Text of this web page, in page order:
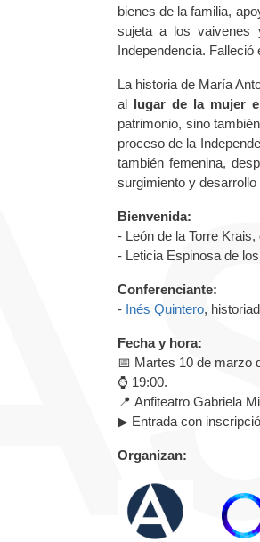
bienes de la familia,
sujeta a los vaivenes
Independencia. Falleció
La historia de María
al lugar de la mujer
patrimonio, sino
proceso de la
también femenina,
surgimiento y
Bienvenida:
- León de la Torre
- Leticia Espinosa de
Conferenciante:
- Inés Quintero,
Fecha y hora:
📅 Martes 10 de marzo
⌚ 19:00.
📍 Anfiteatro Gabriela
▶ Entrada con
Organizan: